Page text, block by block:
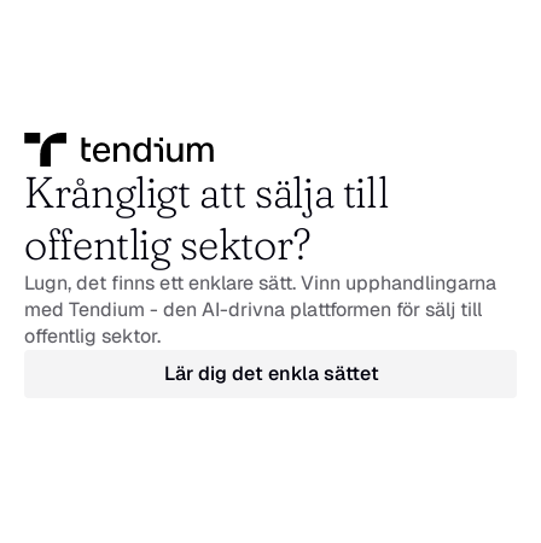
Krångligt att sälja till
offentlig sektor?
Lugn, det finns ett enklare sätt. Vinn upphandlingarna
med Tendium - den AI-drivna plattformen för sälj till
offentlig sektor.
Lär dig det enkla sättet